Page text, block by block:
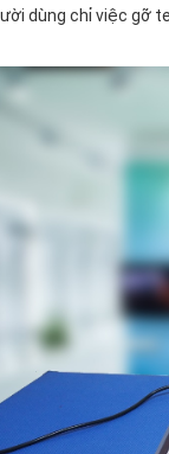
dùng chỉ việc gỡ